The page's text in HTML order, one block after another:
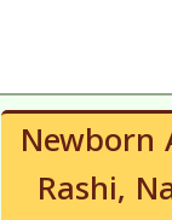
Newborn
Rashi,